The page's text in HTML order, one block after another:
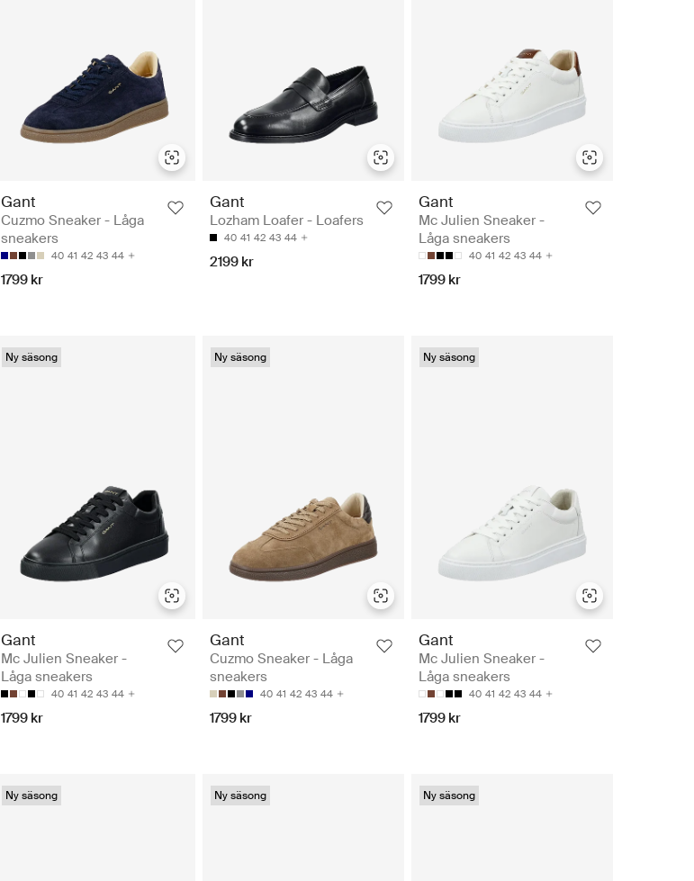
Gant
Cuzmo Sneaker - Låga
sneakers
40 41 42 43 44
1799 kr
Gant
Lozham Loafer - Loafers
40 41 42 43 44
2199 kr
Gant
Mc Julien Sneaker -
Låga sneakers
40 41 42 43 44
1799 kr
Ny säsong
Gant
Mc Julien Sneaker -
Låga sneakers
40 41 42 43 44
1799 kr
Ny säsong
Gant
Cuzmo Sneaker - Låga
sneakers
40 41 42 43 44
1799 kr
Ny säsong
Gant
Mc Julien Sneaker -
Låga sneakers
40 41 42 43 44
1799 kr
Ny säsong Ny säsong Ny säsong